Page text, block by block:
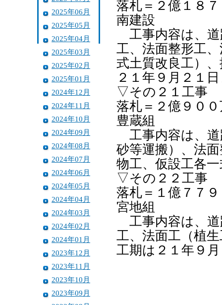
2025年06月
2025年05月
2025年04月
2025年03月
2025年02月
2025年01月
2024年12月
2024年11月
2024年10月
2024年09月
2024年08月
2024年07月
2024年06月
2024年05月
2024年04月
2024年03月
2024年02月
2024年01月
2023年12月
2023年11月
2023年10月
2023年09月
落札＝２億１８
南建設
工事内容は、道
工、法面整形工
式土質改良工）
２１年９月２１
▽その２１工事
落札＝２億９０
豊蔵組
工事内容は、道
砂等運搬）、法
物工、仮設工各
▽その２２工事
落札＝１億７７
宮地組
工事内容は、道
工、法面工（植
工期は２１年９